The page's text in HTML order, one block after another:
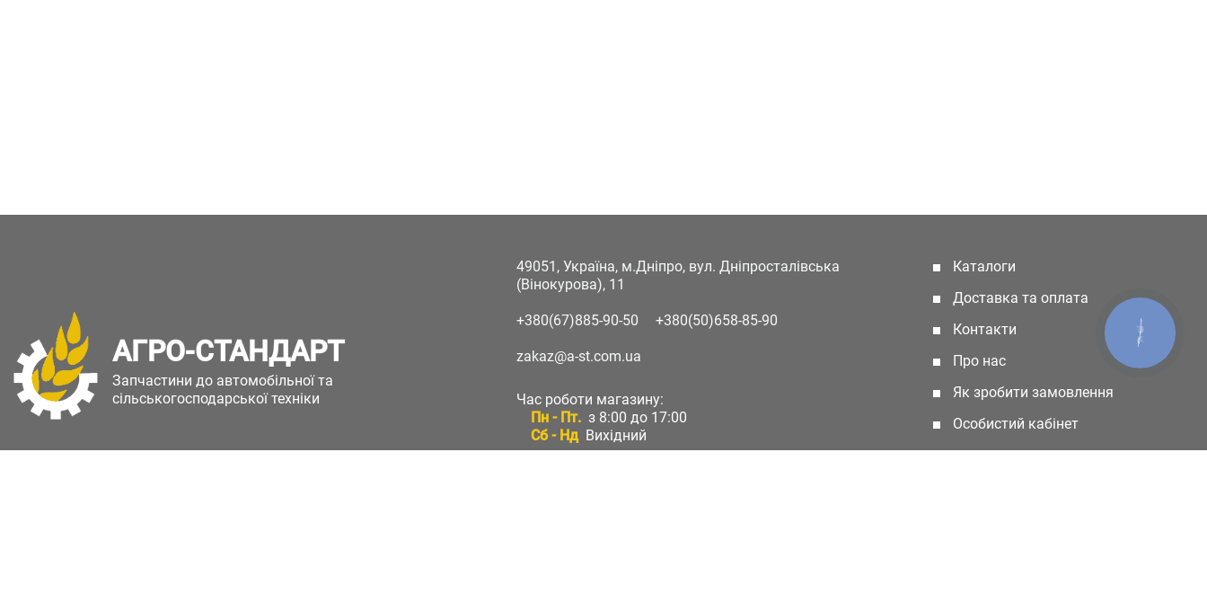
АГРО-СТАНДАРТ
Запчастини до автомобільної та
сільськогосподарської техніки
49051, Україна, м.Дніпро, вул. Дніпросталівська
(Вінокурова), 11
+380(67)885-90-50 +380(50)658-85-90
zakaz@a-st.com.ua
Час роботи магазину:
Пн - Пт. з 8:00 до 17:00
Сб - Нд Вихідний
Каталоги
Доставка та оплата
Контакти
Про нас
Як зробити замовлення
Особистий кабінет
КНОПКА
ЗВ'ЯЗКУ